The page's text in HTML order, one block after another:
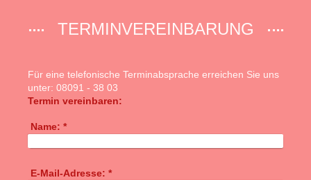
TERMINVEREINBARUNG
Für eine telefonische Terminabsprache erreichen Sie uns
unter: 08091 - 38 03
Termin vereinbaren:
Name: *
E-Mail-Adresse: *